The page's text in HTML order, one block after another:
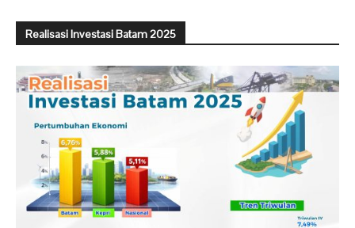
Realisasi Investasi Batam 2025